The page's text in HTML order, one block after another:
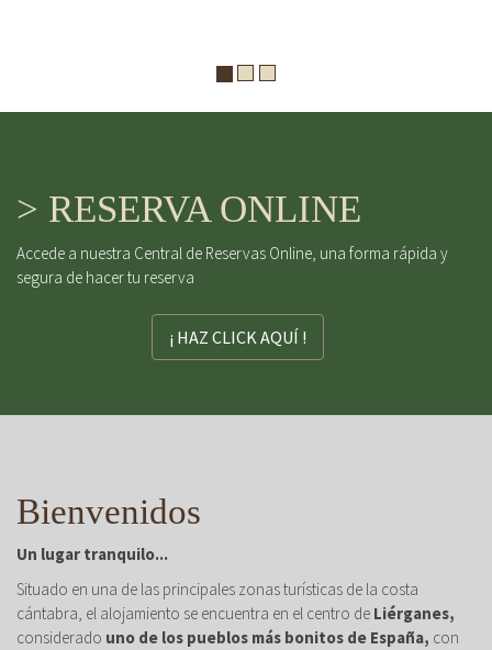
> RESERVA ONLINE
Accede a nuestra Central de Reservas Online, una forma rápida y
segura de hacer tu reserva
¡ HAZ CLICK AQUÍ !
Bienvenidos
Un lugar tranquilo...
Situado en una de las principales zonas turísticas de la costa
cántabra, el alojamiento se encuentra en el centro de Liérganes,
considerado uno de los pueblos más bonitos de España, con